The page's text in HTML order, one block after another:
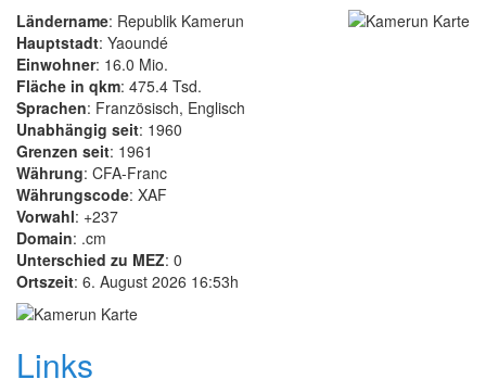
Ländername: Republik Kamerun
Hauptstadt: Yaoundé
Einwohner: 16.0 Mio.
Fläche in qkm: 475.4 Tsd.
Sprachen: Französisch, Englisch
Unabhängig seit: 1960
Grenzen seit: 1961
Währung: CFA-Franc
Währungscode: XAF
Vorwahl: +237
Domain: .cm
Unterschied zu MEZ: 0
Ortszeit: 6. August 2026 16:53h
Links